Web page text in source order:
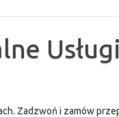
Usługi
Zadzwoń i zamów